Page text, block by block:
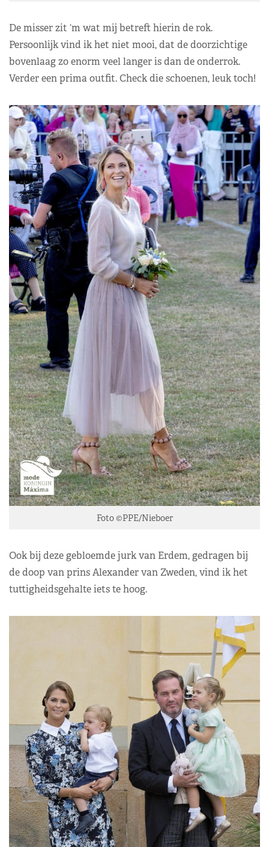
De misser zit ‘m wat mij betreft hierin de rok.
Persoonlijk vind ik het niet mooi, dat de doorzichtige
bovenlaag zo enorm veel langer is dan de onderrok.
Verder een prima outfit. Check die schoenen, leuk toch!
Foto ©PPE/Nieboer
Ook bij deze gebloemde jurk van Erdem, gedragen bij
de doop van prins Alexander van Zweden, vind ik het
tuttigheidsgehalte iets te hoog.